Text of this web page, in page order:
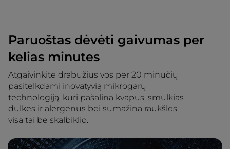
Paruoštas dėvėti gaivumas per
kelias minutes
Atgaivinkite drabužius vos per 20 minučių
pasitelkdami inovatyvią mikrogarų
technologiją, kuri pašalina kvapus, smulkias
dulkes ir alergenus bei sumažina raukšles —
visa tai be skalbiklio.